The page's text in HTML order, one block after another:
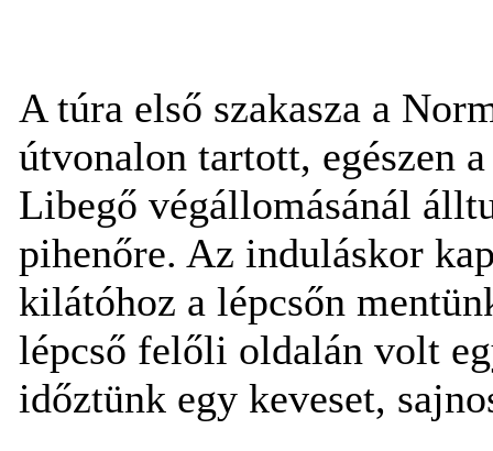
A túra első szakasza a
útvonalon tartott, egészen
Libegő végállomásánál
pihenőre. Az induláskor
kilátóhoz a lépcsőn
lépcső felőli oldalán volt
időztünk egy keveset,